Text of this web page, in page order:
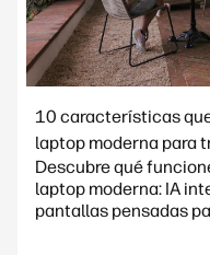
10 características
laptop moderna para
Descubre qué
laptop moderna: IA
pantallas pensadas